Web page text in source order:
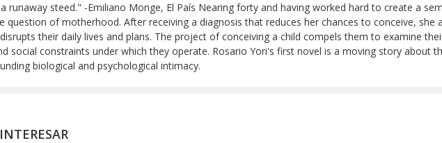
runaway steed." -Emiliano Monge, El País Nearing forty and having worked hard to create a
question of motherhood. After receiving a diagnosis that reduces her chances to conceive, she
their daily lives and plans. The project of conceiving a child compels them to examine
social constraints under which they operate. Rosario Yori's first novel is a moving story about
biological and psychological intimacy.